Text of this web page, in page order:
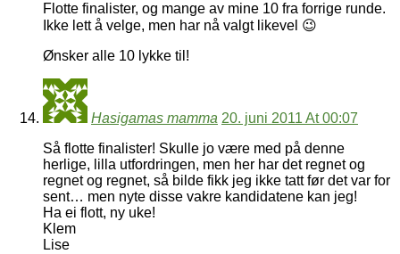
Flotte finalister, og mange av mine 10 fra forrige runde.
Ikke lett å velge, men har nå valgt likevel 😉
Ønsker alle 10 lykke til!
Hasigamas mamma 20. juni 2011 At 00:07
Så flotte finalister! Skulle jo være med på denne
herlige, lilla utfordringen, men her har det regnet og
regnet og regnet, så bilde fikk jeg ikke tatt før det var for
sent… men nyte disse vakre kandidatene kan jeg!
Ha ei flott, ny uke!
Klem
Lise